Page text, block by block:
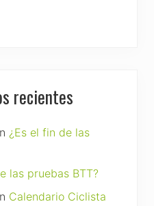
recientes
¿Es el fin de las
las pruebas BTT?
Calendario Ciclista